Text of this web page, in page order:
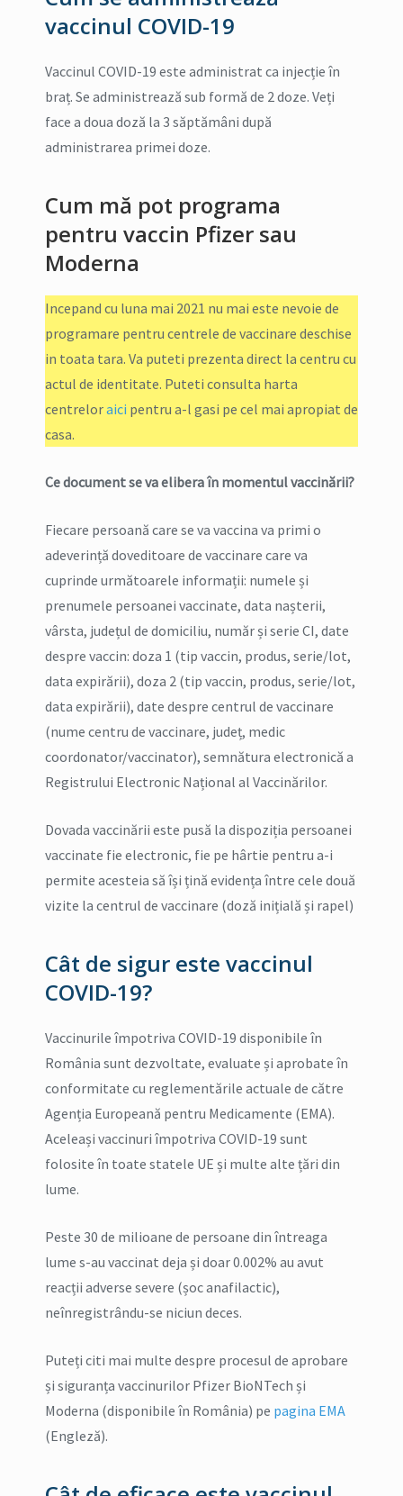
vaccinul COVID-19
Vaccinul COVID-19 este administrat ca injecție în
braț. Se administrează sub formă de 2 doze. Veți
face a doua doză la 3 săptămâni după
administrarea primei doze.
Cum mă pot programa
pentru vaccin Pfizer sau
Moderna
Incepand cu luna mai 2021 nu mai este nevoie de
programare pentru centrele de vaccinare deschise
in toata tara. Va puteti prezenta direct la centru cu
actul de identitate. Puteti consulta harta
centreloraici pentru a-l gasi pe cel mai apropiat de
casa.
Ce document se va elibera în momentul vaccinării?
Fiecare persoană care se va vaccina va primi o
adeverință doveditoare de vaccinare care va
cuprinde următoarele informații: numele și
prenumele persoanei vaccinate, data nașterii,
vârsta, județul de domiciliu, număr și serie CI, date
despre vaccin: doza 1 (tip vaccin, produs, serie/lot,
data expirării), doza 2 (tip vaccin, produs, serie/lot,
data expirării), date despre centrul de vaccinare
(nume centru de vaccinare, județ, medic
coordonator/vaccinator), semnătura electronică a
Registrului Electronic Național al Vaccinărilor.
Dovada vaccinării este pusă la dispoziția persoanei
vaccinate fie electronic, fie pe hârtie pentru a-i
permite acesteia să își țină evidența între cele două
vizite la centrul de vaccinare (doză inițială și rapel)
Cât de sigur este vaccinul
COVID-19?
Vaccinurile împotriva COVID-19 disponibile în
România sunt dezvoltate, evaluate și aprobate în
conformitate cu reglementările actuale de către
Agenția Europeană pentru Medicamente (EMA).
Aceleași vaccinuri împotriva COVID-19 sunt
folosite în toate statele UE și multe alte țări din
lume.
Peste 30 de milioane de persoane din întreaga
lume s-au vaccinat deja și doar 0.002% au avut
reacții adverse severe (șoc anafilactic),
neînregistrându-se niciun deces.
Puteți citi mai multe despre procesul de aprobare
și siguranța vaccinurilor Pfizer BioNTech și
Moderna (disponibile în România) pe pagina EMA
(Engleză).